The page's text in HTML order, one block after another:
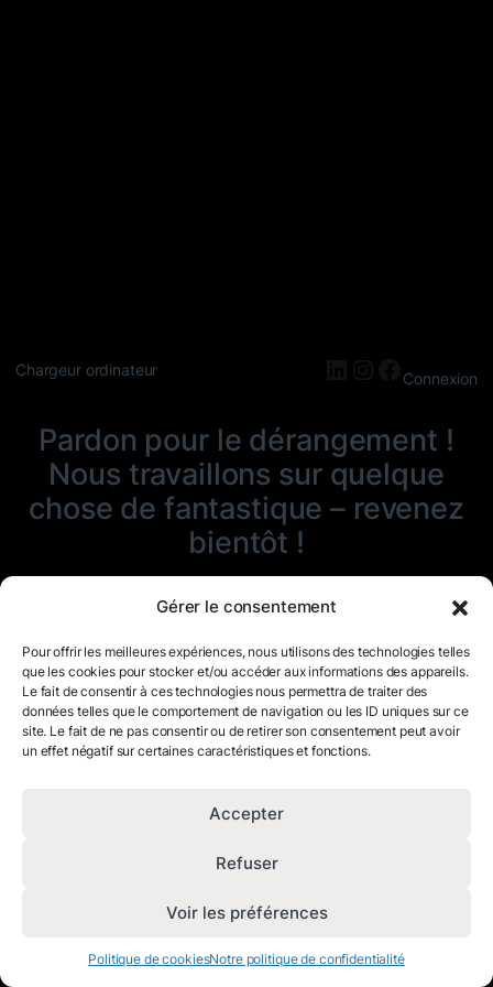
Gérer le consentement
Pour offrir les meilleures expériences, nous utilisons des technologies telles
que les cookies pour stocker et/ou accéder aux informations des appareils.
Le fait de consentir à ces technologies nous permettra de traiter des
données telles que le comportement de navigation ou les ID uniques sur ce
site. Le fait de ne pas consentir ou de retirer son consentement peut avoir
un effet négatif sur certaines caractéristiques et fonctions.
Accepter
Refuser
Voir les préférences
Politique de cookiesNotre politique de confidentialité
Chargeur ordinateur LinkedIn
Instagram
Connexion
Pardon pour le dérangement !
Nous travaillons sur quelque
chose de fantastique – revenez
bientôt !